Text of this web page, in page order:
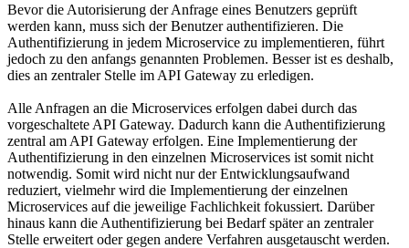
Bevor die Autorisierung der Anfrage eines Benutzers geprüft
werden kann, muss sich der Benutzer authentifizieren. Die
Authentifizierung in jedem Microservice zu implementieren, führt
jedoch zu den anfangs genannten Problemen. Besser ist es deshalb,
dies an zentraler Stelle im API Gateway zu erledigen.
Alle Anfragen an die Microservices erfolgen dabei durch das
vorgeschaltete API Gateway. Dadurch kann die Authentifizierung
zentral am API Gateway erfolgen. Eine Implementierung der
Authentifizierung in den einzelnen Microservices ist somit nicht
notwendig. Somit wird nicht nur der Entwicklungsaufwand
reduziert, vielmehr wird die Implementierung der einzelnen
Microservices auf die jeweilige Fachlichkeit fokussiert. Darüber
hinaus kann die Authentifizierung bei Bedarf später an zentraler
Stelle erweitert oder gegen andere Verfahren ausgetauscht werden.